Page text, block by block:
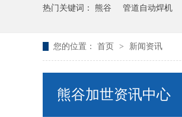
热门关键词： 熊谷 管道自动焊机
您的位置： 首页 > 新闻资讯
熊谷加世资讯中心